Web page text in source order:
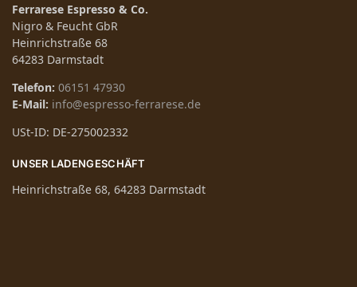
Ferrarese Espresso & Co.
Nigro & Feucht GbR
Heinrichstraße 68
64283 Darmstadt
Telefon: 06151 47930
E-Mail: info@espresso-ferrarese.de
USt-ID: DE-275002332
UNSER LADENGESCHÄFT
Heinrichstraße 68, 64283 Darmstadt